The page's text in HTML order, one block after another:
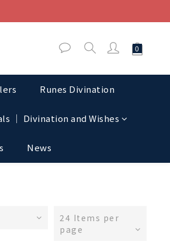
Runes Divination
│ Divination and Wishes
News
24 Items per
page